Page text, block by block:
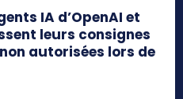
IA d’OpenAI et
leurs consignes
autorisées lors de